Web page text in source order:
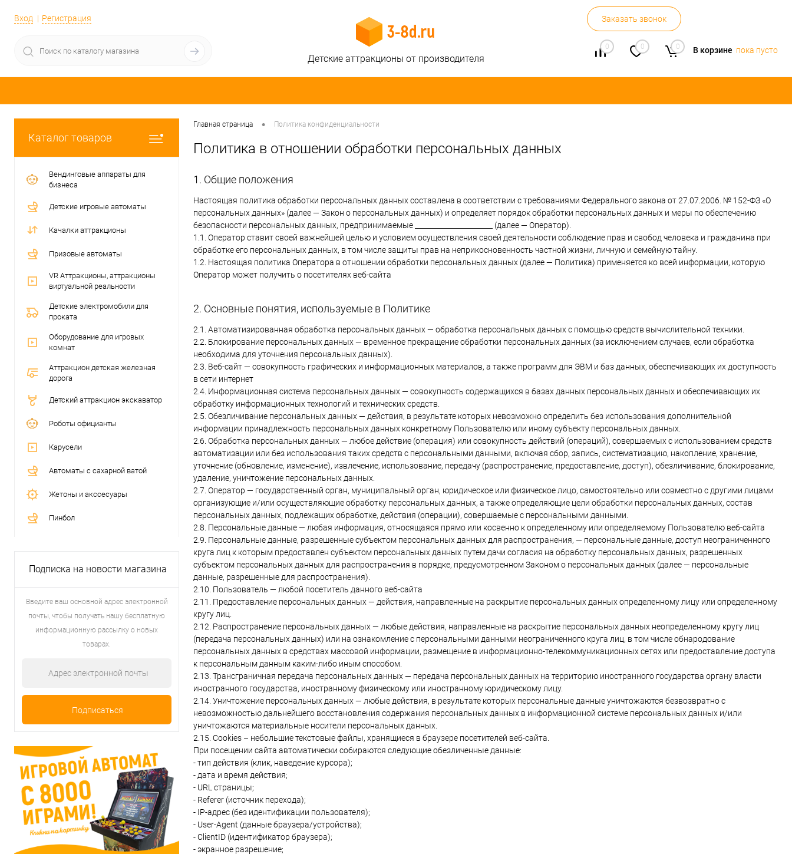
Вход Регистрация Заказать звонок
0 0 0 В корзине пока пусто
Детские аттракционы от производителя
Каталог товаров
Вендинговые аппараты для
бизнеса
Детские игровые автоматы
Качалки аттракционы
Призовые автоматы
VR Аттракционы, аттракционы
виртуальной реальности
Детские электромобили для
проката
Оборудование для игровых
комнат
Аттракцион детская железная
дорога
Детский аттракцион экскаватор
Роботы официанты
Карусели
Автоматы с сахарной ватой
Жетоны и акссесуары
Пинбол
Подписка на новости магазина
Введите ваш основной адрес электронной
почты, чтобы получать нашу бесплатную
информационную рассылку о новых
товарах.
Главная страница • Политика конфиденциальности
Политика в отношении обработки персональных данных
1. Общие положения
Настоящая политика обработки персональных данных составлена в соответствии с требованиями Федерального закона от 27.07.2006. № 152-ФЗ «О
персональных данных» (далее — Закон о персональных данных) и определяет порядок обработки персональных данных и меры по обеспечению
безопасности персональных данных, предпринимаемые ______________________ (далее — Оператор).
1.1. Оператор ставит своей важнейшей целью и условием осуществления своей деятельности соблюдение прав и свобод человека и гражданина при
обработке его персональных данных, в том числе защиты прав на неприкосновенность частной жизни, личную и семейную тайну.
1.2. Настоящая политика Оператора в отношении обработки персональных данных (далее — Политика) применяется ко всей информации, которую
Оператор может получить о посетителях веб-сайта
2. Основные понятия, используемые в Политике
2.1. Автоматизированная обработка персональных данных — обработка персональных данных с помощью средств вычислительной техники.
2.2. Блокирование персональных данных — временное прекращение обработки персональных данных (за исключением случаев, если обработка
необходима для уточнения персональных данных).
2.3. Веб-сайт — совокупность графических и информационных материалов, а также программ для ЭВМ и баз данных, обеспечивающих их доступность
в сети интернет
2.4. Информационная система персональных данных — совокупность содержащихся в базах данных персональных данных и обеспечивающих их
обработку информационных технологий и технических средств.
2.5. Обезличивание персональных данных — действия, в результате которых невозможно определить без использования дополнительной
информации принадлежность персональных данных конкретному Пользователю или иному субъекту персональных данных.
2.6. Обработка персональных данных — любое действие (операция) или совокупность действий (операций), совершаемых с использованием средств
автоматизации или без использования таких средств с персональными данными, включая сбор, запись, систематизацию, накопление, хранение,
уточнение (обновление, изменение), извлечение, использование, передачу (распространение, предоставление, доступ), обезличивание, блокирование,
удаление, уничтожение персональных данных.
2.7. Оператор — государственный орган, муниципальный орган, юридическое или физическое лицо, самостоятельно или совместно с другими лицами
организующие и/или осуществляющие обработку персональных данных, а также определяющие цели обработки персональных данных, состав
персональных данных, подлежащих обработке, действия (операции), совершаемые с персональными данными.
2.8. Персональные данные — любая информация, относящаяся прямо или косвенно к определенному или определяемому Пользователю веб-сайта
2.9. Персональные данные, разрешенные субъектом персональных данных для распространения, — персональные данные, доступ неограниченного
круга лиц к которым предоставлен субъектом персональных данных путем дачи согласия на обработку персональных данных, разрешенных
субъектом персональных данных для распространения в порядке, предусмотренном Законом о персональных данных (далее — персональные
данные, разрешенные для распространения).
2.10. Пользователь — любой посетитель данного веб-сайта
2.11. Предоставление персональных данных — действия, направленные на раскрытие персональных данных определенному лицу или определенному
кругу лиц.
2.12. Распространение персональных данных — любые действия, направленные на раскрытие персональных данных неопределенному кругу лиц
(передача персональных данных) или на ознакомление с персональными данными неограниченного круга лиц, в том числе обнародование
персональных данных в средствах массовой информации, размещение в информационно-телекоммуникационных сетях или предоставление доступа
к персональным данным каким-либо иным способом.
2.13. Трансграничная передача персональных данных — передача персональных данных на территорию иностранного государства органу власти
иностранного государства, иностранному физическому или иностранному юридическому лицу.
2.14. Уничтожение персональных данных — любые действия, в результате которых персональные данные уничтожаются безвозвратно с
невозможностью дальнейшего восстановления содержания персональных данных в информационной системе персональных данных и/или
уничтожаются материальные носители персональных данных.
2.15. Cookies – небольшие текстовые файлы, хранящиеся в браузере посетителей веб-сайта.
При посещении сайта автоматически собираются следующие обезличенные данные:
- тип действия (клик, наведение курсора);
- дата и время действия;
- URL страницы;
- Referer (источник перехода);
- IP-адрес (без идентификации пользователя);
- User-Agent (данные браузера/устройства);
- ClientID (идентификатор браузера);
- экранное разрешение;